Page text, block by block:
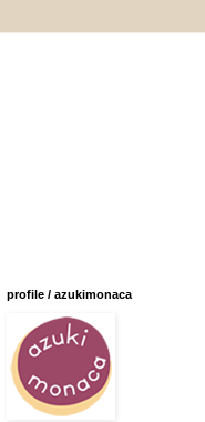
profile / azukimonaca